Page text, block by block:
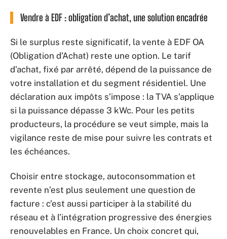
Vendre à EDF : obligation d’achat, une solution encadrée
Si le surplus reste significatif, la vente à EDF OA
(Obligation d’Achat) reste une option. Le tarif
d’achat, fixé par arrêté, dépend de la puissance de
votre installation et du segment résidentiel. Une
déclaration aux impôts s’impose : la TVA s’applique
si la puissance dépasse 3 kWc. Pour les petits
producteurs, la procédure se veut simple, mais la
vigilance reste de mise pour suivre les contrats et
les échéances.
Choisir entre stockage, autoconsommation et
revente n’est plus seulement une question de
facture : c’est aussi participer à la stabilité du
réseau et à l’intégration progressive des énergies
renouvelables en France. Un choix concret qui,